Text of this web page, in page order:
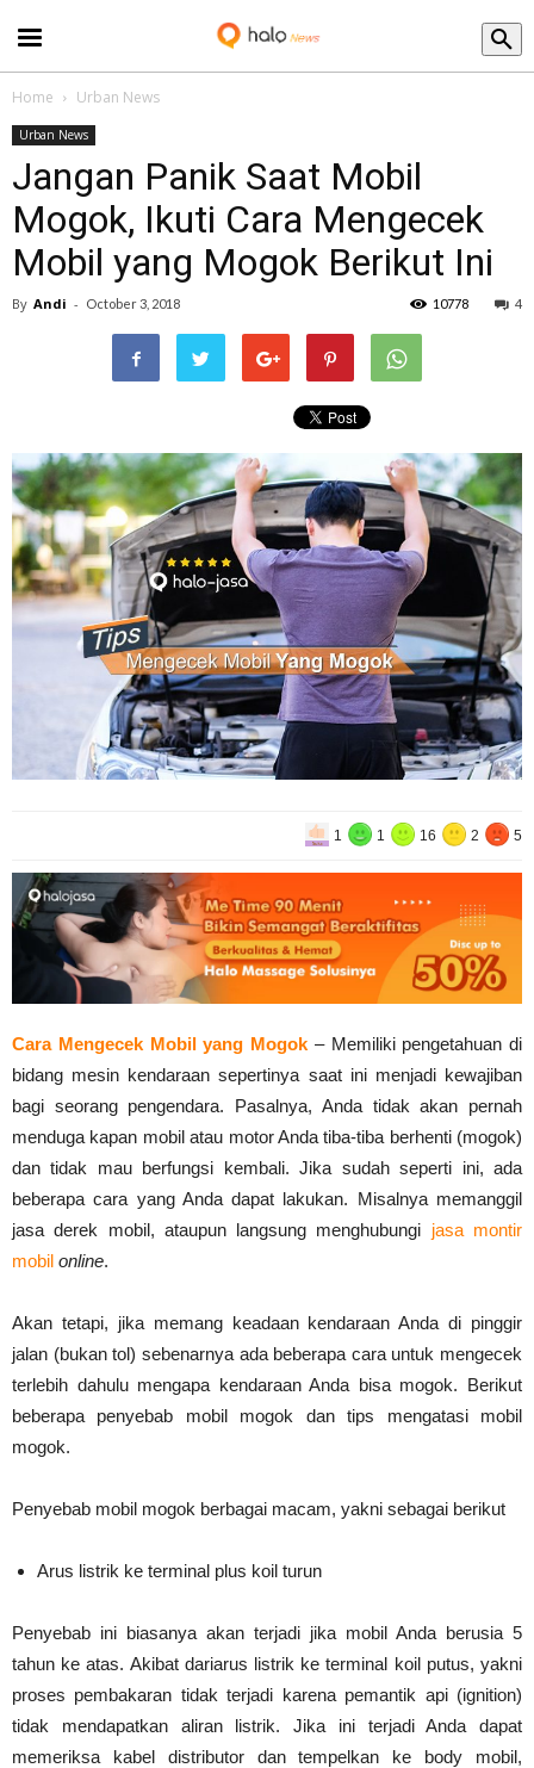
Home Urban News
Urban News
Jangan Panik Saat Mobil
Mogok, Ikuti Cara Mengecek
Mobil yang Mogok Berikut Ini
By Andi - October 3, 2018 4
10778
1 1 16 2 5
Cara Mengecek Mobil yang Mogok – Memiliki pengetahuan di
bidang mesin kendaraan sepertinya saat ini menjadi kewajiban
bagi seorang pengendara. Pasalnya, Anda tidak akan pernah
menduga kapan mobil atau motor Anda tiba-tiba berhenti (mogok)
dan tidak mau berfungsi kembali. Jika sudah seperti ini, ada
beberapa cara yang Anda dapat lakukan. Misalnya memanggil
jasa derek mobil, ataupun langsung menghubungi jasa montir
mobil online.
Akan tetapi, jika memang keadaan kendaraan Anda di pinggir
jalan (bukan tol) sebenarnya ada beberapa cara untuk mengecek
terlebih dahulu mengapa kendaraan Anda bisa mogok. Berikut
beberapa penyebab mobil mogok dan tips mengatasi mobil
mogok.
Penyebab mobil mogok berbagai macam, yakni sebagai berikut
Arus listrik ke terminal plus koil turun
Penyebab ini biasanya akan terjadi jika mobil Anda berusia 5
tahun ke atas. Akibat dariarus listrik ke terminal koil putus, yakni
proses pembakaran tidak terjadi karena pemantik api (ignition)
tidak mendapatkan aliran listrik. Jika ini terjadi Anda dapat
memeriksa kabel distributor dan tempelkan ke body mobil,